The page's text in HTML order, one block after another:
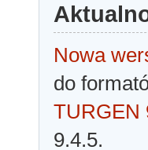
Nowa
do
TURGEN
9.4.5.